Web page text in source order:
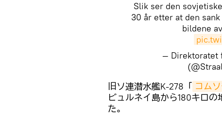
Slik ser den
30 år etter at den
bildene
— Direktoratet
​旧ソ連潜水艦K-278「 コム
ビュルネイ島から180キロ
た。